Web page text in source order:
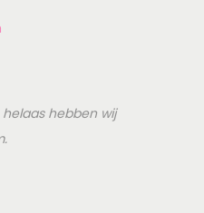
helaas hebben wij